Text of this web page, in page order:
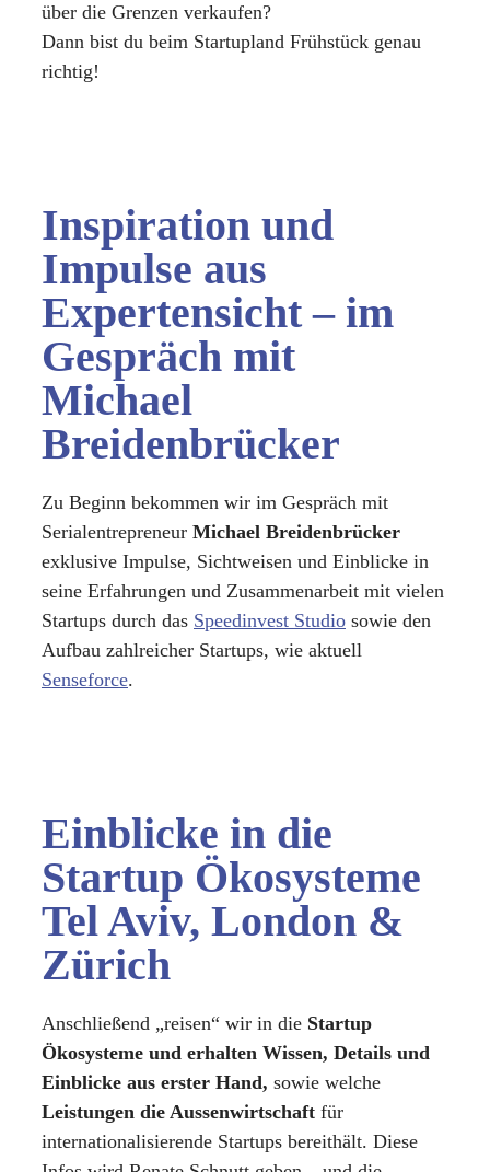
über die Grenzen verkaufen?
Dann bist du beim Startupland Frühstück genau
richtig!
Inspiration und
Impulse aus
Expertensicht – im
Gespräch mit
Michael
Breidenbrücker
Zu Beginn bekommen wir im Gespräch mit
Serialentrepreneur Michael Breidenbrücker
exklusive Impulse, Sichtweisen und Einblicke in
seine Erfahrungen und Zusammenarbeit mit vielen
Startups durch das Speedinvest Studio sowie den
Aufbau zahlreicher Startups, wie aktuell
Senseforce.
Einblicke in die
Startup Ökosysteme
Tel Aviv, London &
Zürich
Anschließend „reisen“ wir in die Startup
Ökosysteme und erhalten Wissen, Details und
Einblicke aus erster Hand, sowie welche
Leistungen die Aussenwirtschaft für
internationalisierende Startups bereithält. Diese